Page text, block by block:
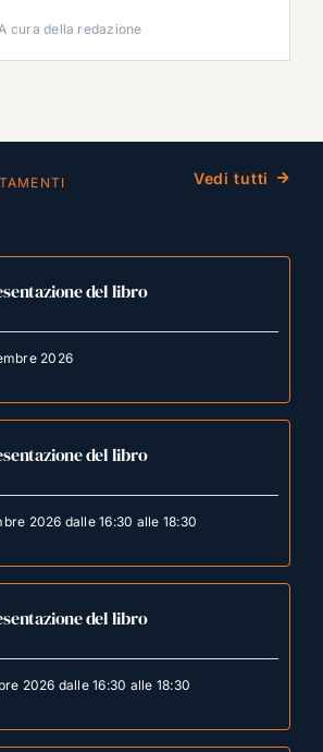
cura della redazione
Vedi tutti
del libro
2026
del libro
2026 dalle 16:30 alle 18:30
del libro
2026 dalle 16:30 alle 18:30